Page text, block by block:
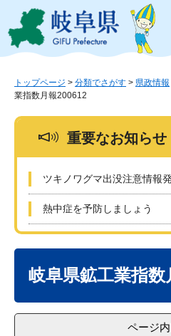
ジ
ュ
このページ
トップページ > 分類でさがす > 県政情報
業指数月報200612
重要なお知らせ
ツキノワグマ出没注意情報
熱中症を予防しましょう
岐阜県鉱工業指数
ページ